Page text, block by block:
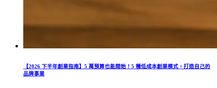
【2026 下半年創業指南】5 萬預算也能開始！5 種低成本創業模式，打造自己的
品牌事業